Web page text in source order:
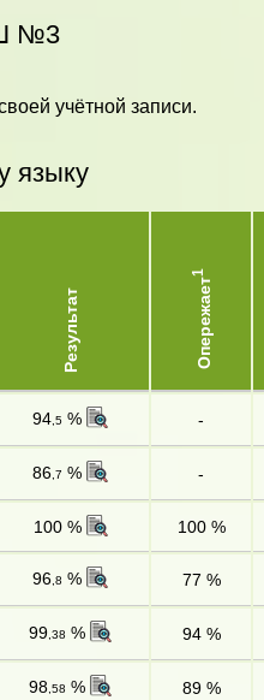
№3
учётной записи.
языку
Результат Опережает
1
94 ,5 % -
86 ,7 % -
100 % 100 %
96 ,8 % 77 %
99 ,38 % 94 %
98 ,58 % 89 %